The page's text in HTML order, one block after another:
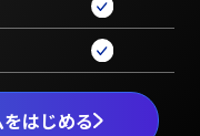
はじめる